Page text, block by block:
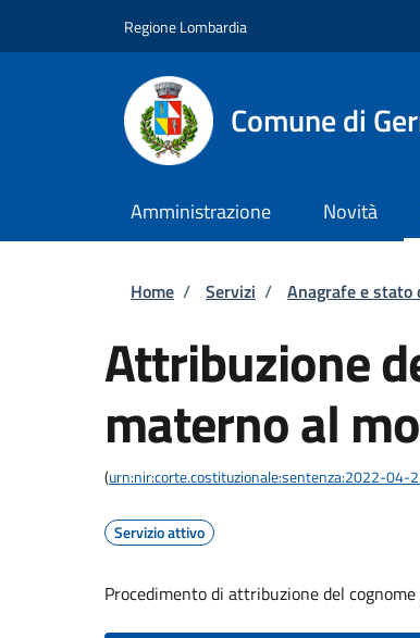
Regione Lombardia
Comune di
Amministrazione Novità
Briciole di pane
Home / Servizi / Anagrafe e stato
Attribuzione
materno al
(urn:nir:corte.costituzionale:sentenza:2022-04-
Servizio attivo
Procedimento di attribuzione del